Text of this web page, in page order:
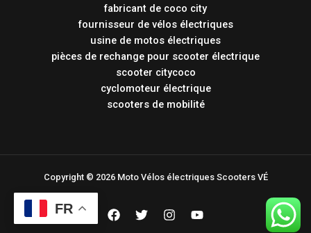
fabricant de coco city
fournisseur de vélos électriques
usine de motos électriques
pièces de rechange pour scooter électrique
scooter citycoco
cyclomoteur électrique
scooters de mobilité
Copyright © 2026 Moto Vélos électriques Scooters VÉ
FR